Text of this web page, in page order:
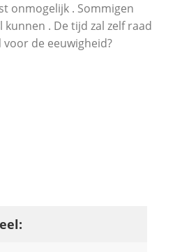
onmogelijk . Sommigen
. De tijd zal zelf raad
de eeuwigheid?